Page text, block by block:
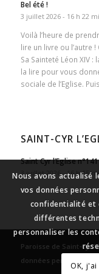
Bel été !
3 juillet 2026 - 16 h 22
Voilà l’heure de
lire un livre ou l’autre
Sa Sainteté Léon XIV
la lire pour vous
sociale de l’Eglise.
SAINT-CYR
Saint Cyr l’Eglise n°141
3 juillet 2026 - 16 h 15
Paroisse de Saint-Cyr
données personnelles
Nous avons actualisé
vos données
confidentialité et
différentes
personnaliser les
OK,